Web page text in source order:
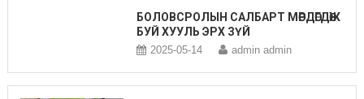
БОЛОВСРОЛЫН САЛБАРТ МӨРДӨГДӨЖ
БУЙ ХУУЛЬ ЭРХ ЗҮЙ
2025-05-14 admin admin